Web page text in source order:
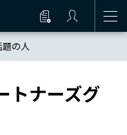
題の人
トナーズグ